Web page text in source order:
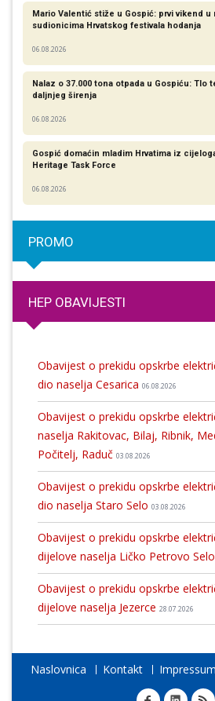
Mario Valentić stiže u Gospić: prvi vikend u
sudionicima Hrvatskog festivala hodanja
06.08.2026
Nalaz o 37.000 tona otpada u Gospiću:
daljnjeg širenja
06.08.2026
Gospić domaćin mladim Hrvatima iz
Heritage Task Force
06.08.2026
PROMO
HEP OBAVIJESTI
Obavijest o prekidu opskrbe
dio naselja Cesarica 06.08.2026
Obavijest o prekidu opskrbe
naselja Rakitovac, Bilaj, Ribnik,
Počitelj, Raduč 03.08.2026
Obavijest o prekidu opskrbe
dio naselja Staro Selo 03.08.2026
Obavijest o prekidu opskrbe
dijelove naselja Ličko Petrovo
Obavijest o prekidu opskrbe
dijelove naselja Jezerce 28.07.2026
Naslovnica Kontakt Impressum